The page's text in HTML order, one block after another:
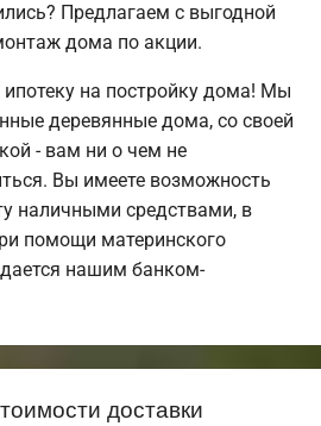
Предлагаем с выгодной
дома по акции.
на постройку дома! Мы
деревянные дома, со своей
- вам ни о чем не
Вы имеете возможность
наличными средствами, в
помощи материнского
нашим банком-
доставки